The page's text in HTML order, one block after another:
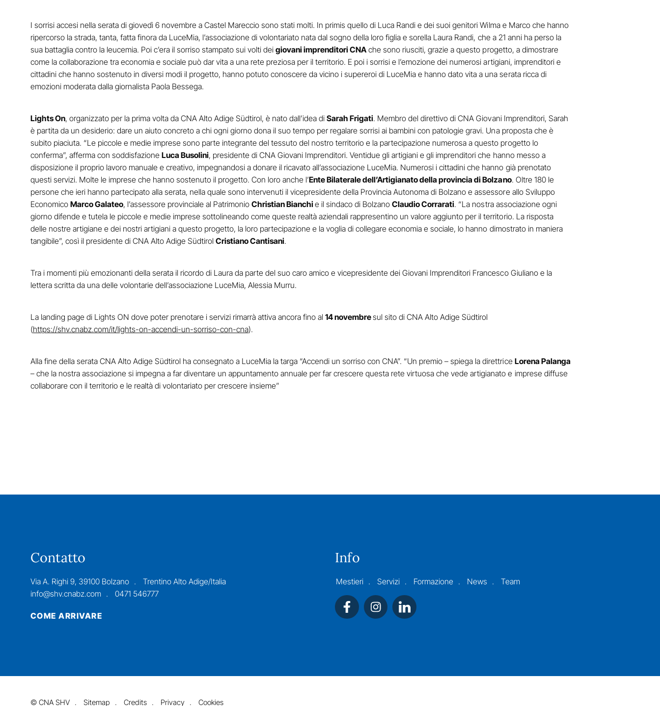
I sorrisi accesi nella serata di giovedì 6 novembre a Castel Mareccio sono stati molti. In primis quello di Luca Randi e dei suoi genitori Wilma e Marco che hanno
ripercorso la strada, tanta, fatta finora da LuceMia, l’associazione di volontariato nata dal sogno della loro figlia e sorella Laura Randi, che a 21 anni ha perso la
sua battaglia contro la leucemia. Poi c’era il sorriso stampato sui volti deigiovani imprenditori CNAche sono riusciti, grazie a questo progetto, a dimostrare
come la collaborazione tra economia e sociale può dar vita a una rete preziosa per il territorio. E poi i sorrisi e l’emozione dei numerosi artigiani, imprenditori e
cittadini che hanno sostenuto in diversi modi il progetto, hanno potuto conoscere da vicino i supereroi di LuceMia e hanno dato vita a una serata ricca di
emozioni moderata dalla giornalista Paola Bessega.
Lights On, organizzato per la prima volta da CNA Alto Adige Südtirol, è nato dall’idea diSarah Frigati. Membro del direttivo di CNA Giovani Imprenditori, Sarah
è partita da un desiderio: dare un aiuto concreto a chi ogni giorno dona il suo tempo per regalare sorrisi ai bambini con patologie gravi. Una proposta che è
subito piaciuta. “Le piccole e medie imprese sono parte integrante del tessuto del nostro territorio e la partecipazione numerosa a questo progetto lo
conferma”, afferma con soddisfazione Luca Busolini, presidente di CNA Giovani Imprenditori. Ventidue gli artigiani e gli imprenditori che hanno messo a
disposizione il proprio lavoro manuale e creativo, impegnandosi a donare il ricavato all’associazione LuceMia. Numerosi i cittadini che hanno già prenotato
questi servizi. Molte le imprese che hanno sostenuto il progetto. Con loro anche l’Ente Bilaterale dell’Artigianato della provincia di Bolzano. Oltre 180 le
persone che ieri hanno partecipato alla serata, nella quale sono intervenuti il vicepresidente della Provincia Autonoma di Bolzano e assessore allo Sviluppo
Economico Marco Galateo, l’assessore provinciale al PatrimonioChristian Bianchie il sindaco di BolzanoClaudio Corrarati. “La nostra associazione ogni
giorno difende e tutela le piccole e medie imprese sottolineando come queste realtà aziendali rappresentino un valore aggiunto per il territorio. La risposta
delle nostre artigiane e dei nostri artigiani a questo progetto, la loro partecipazione e la voglia di collegare economia e sociale, lo hanno dimostrato in maniera
tangibile”, così il presidente di CNA Alto Adige SüdtirolCristiano Cantisani.
Tra i momenti più emozionanti della serata il ricordo di Laura da parte del suo caro amico e vicepresidente dei Giovani Imprenditori Francesco Giuliano e la
lettera scritta da una delle volontarie dell’associazione LuceMia, Alessia Murru.
La landing page di Lights ON dove poter prenotare i servizi rimarrà attiva ancora fino al14 novembresul sito di CNA Alto Adige Südtirol
(https://shv.cnabz.com/it/lights-on-accendi-un-sorriso-con-cna).
Alla fine della serata CNA Alto Adige Südtirol ha consegnato a LuceMia la targa “Accendi un sorriso con CNA”. “Un premio – spiega la direttrice Lorena Palanga
– che la nostra associazione si impegna a far diventare un appuntamento annuale per far crescere questa rete virtuosa che vede artigianato e imprese diffuse
collaborare con il territorio e le realtà di volontariato per crescere insieme”
Contatto
Via A. Righi 9, 39100 Bolzano
Trentino Alto Adige/Italia
info@shv.cnabz.com
0471 546777
COME ARRIVARE
Info
Mestieri Servizi Formazione News Team
© CNA SHV Sitemap Credits Privacy Cookies